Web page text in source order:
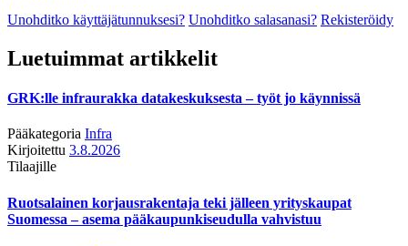
Unohditko käyttäjätunnuksesi? Unohditko salasanasi? Rekisteröidy
Luetuimmat artikkelit
GRK:lle infraurakka datakeskuksesta – työt jo käynnissä
Pääkategoria Infra
Kirjoitettu 3.8.2026
Tilaajille
Ruotsalainen korjausrakentaja teki jälleen yrityskaupat
Suomessa – asema pääkaupunkiseudulla vahvistuu